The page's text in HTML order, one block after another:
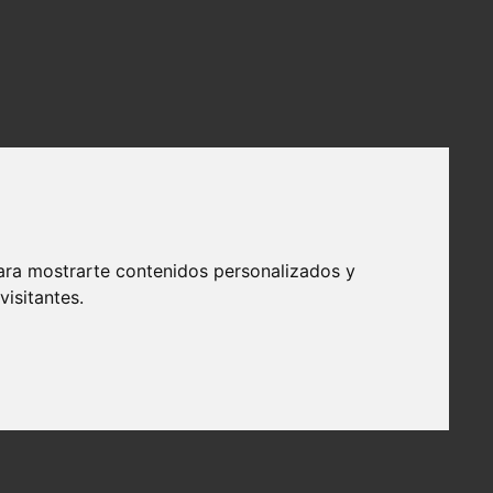
mostrarte contenidos personalizados y